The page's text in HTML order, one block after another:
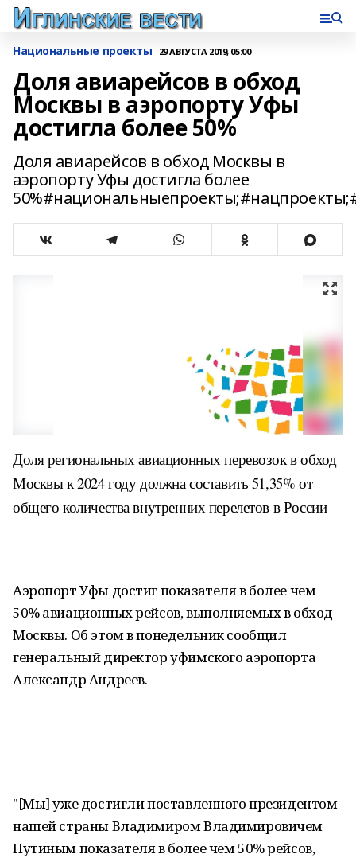
Национальные проекты 29 АВГУСТА 2019, 05:00
Доля авиарейсов в обход
Москвы в аэропорту Уфы
достигла более 50%
Доля авиарейсов в обход Москвы в
аэропорту Уфы достигла более
Доля региональных авиационных перевозок в обход
Москвы к 2024 году должна составить 51,35% от
общего количества внутренних перелетов в России
Аэропорт Уфы достиг показателя в более чем
50% авиационных рейсов, выполняемых в обход
Москвы. Об этом в понедельник сообщил
генеральный директор уфимского аэропорта
Александр Андреев.
"[Мы] уже достигли поставленного президентом
нашей страны Владимиром Владимировичем
Путиным показателя в более чем 50% рейсов,